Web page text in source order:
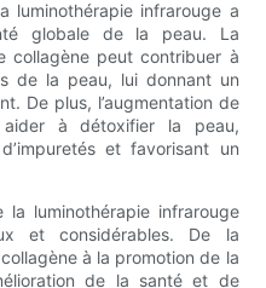
luminothérapie infrarouge a
globale de la peau. La
collagène peut contribuer à
de la peau, lui donnant un
De plus, l’augmentation de
à détoxifier la peau,
et favorisant un
luminothérapie infrarouge
et considérables. De la
à la promotion de la
de la santé et de